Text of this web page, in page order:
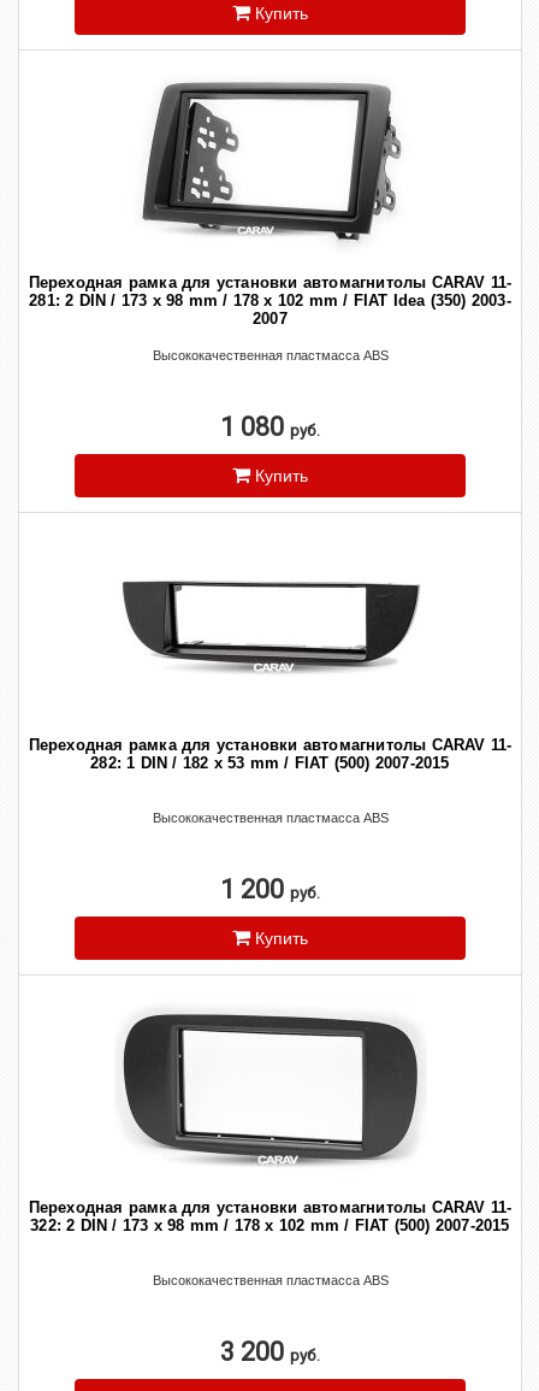
Купить
Переходная рамка для установки автомагнитолы CARAV 11-
281: 2 DIN / 173 x 98 mm / 178 x 102 mm / FIAT Idea (350) 2003-
2007
Высококачественная пластмасса ABS
1 080 руб.
Купить
Переходная рамка для установки автомагнитолы CARAV 11-
282: 1 DIN / 182 x 53 mm / FIAT (500) 2007-2015
Высококачественная пластмасса ABS
1 200 руб.
Купить
Переходная рамка для установки автомагнитолы CARAV 11-
322: 2 DIN / 173 x 98 mm / 178 x 102 mm / FIAT (500) 2007-2015
Высококачественная пластмасса ABS
3 200 руб.